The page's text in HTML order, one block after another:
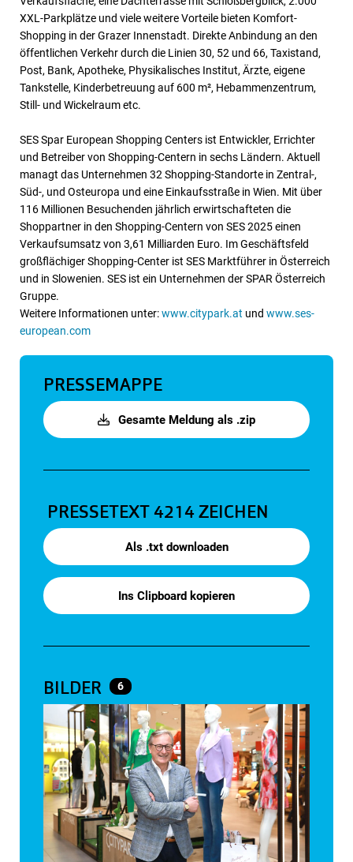
XXL-Parkplätze und viele weitere Vorteile bieten Komfort-
Shopping in der Grazer Innenstadt. Direkte Anbindung an den
öffentlichen Verkehr durch die Linien 30, 52 und 66, Taxistand,
Post, Bank, Apotheke, Physikalisches Institut, Ärzte, eigene
Tankstelle, Kinderbetreuung auf 600 m², Hebammenzentrum,
Still- und Wickelraum etc.
SES Spar European Shopping Centers ist Entwickler, Errichter
und Betreiber von Shopping-Centern in sechs Ländern. Aktuell
managt das Unternehmen 32 Shopping-Standorte in Zentral-,
Süd-, und Osteuropa und eine Einkaufsstraße in Wien. Mit über
116 Millionen Besuchenden jährlich erwirtschafteten die
Shoppartner in den Shopping-Centern von SES 2025 einen
Verkaufsumsatz von 3,61 Milliarden Euro. Im Geschäftsfeld
großflächiger Shopping-Center ist SES Marktführer in Österreich
und in Slowenien. SES ist ein Unternehmen der SPAR Österreich
Gruppe.
Weitere Informationen unter:www.citypark.at und www.ses-
european.com
PRESSEMAPPE
Gesamte Meldung als .zip
PRESSETEXT4214 ZEICHEN
Als .txt downloaden
Ins Clipboard kopieren
BILDER 6